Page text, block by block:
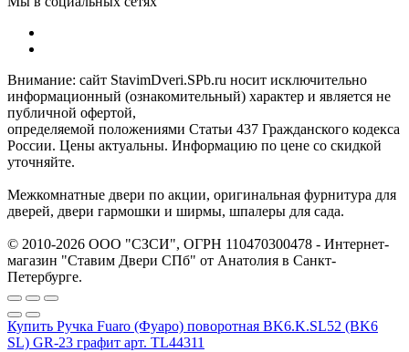
Внимание: сайт StavimDveri.SPb.ru носит исключительно
информационный (ознакомительный) характер и является не
публичной офертой,
определяемой положениями Статьи 437 Гражданского кодекса
России. Цены актуальны. Информацию по цене со скидкой
уточняйте.
Межкомнатные двери по акции, оригинальная фурнитура для
дверей, двери гармошки и ширмы, шпалеры для сада.
© 2010-2026 ООО "СЗСИ", ОГРН 110470300478 - Интернет-
магазин "Ставим Двери СПб" от Анатолия в Санкт-
Петербурге.
Купить Ручка Fuaro (Фуаро) поворотная BK6.K.SL52 (BK6
SL) GR-23 графит арт. TL44311